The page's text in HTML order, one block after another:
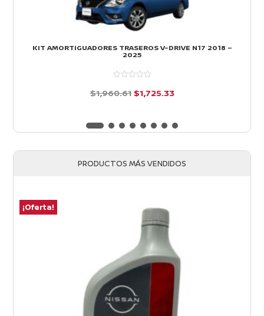
KIT AMORTIGUADORES TRASEROS V-DRIVE N17 2018 –
2025
5
$1,960.61 El
original
$1,960.61.
$1,725.33El
actual
$1,725.33.
PRODUCTOS MÁS VENDIDOS
¡Oferta!